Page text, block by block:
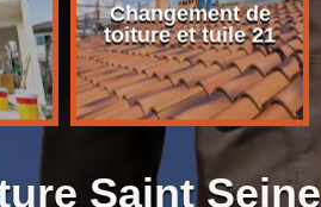
Changement de
toiture et tuile 21
Saint Seine